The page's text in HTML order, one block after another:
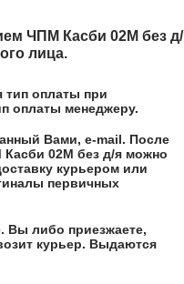
ЧПМ Касби 02М без д/
лица.
тип оплаты при
оплаты менеджеру.
Вами, e-mail. После
02М без д/я можно
курьером или
первичных
Вы либо приезжаете,
курьер. Выдаются